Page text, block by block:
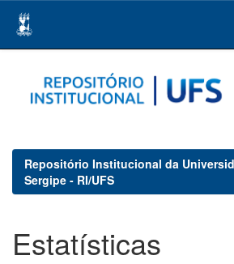
navigation
Repositório Institucional da
Sergipe - RI/UFS
Estatísticas